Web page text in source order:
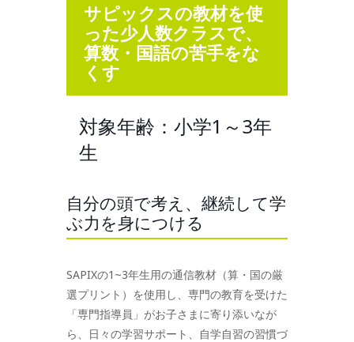
サピックスの教材を使
った少人数クラスで、
算数・国語の苦手をな
くす
対象年齢：小学1～3年
生
自分の頭で考え、継続して学
ぶ力を身につける
SAPIXの1~3年生用の通信教材（算・国の厳
選プリント）を使用し、専門の教育を受けた
「専門指導員」がお子さまに寄り添いなが
ら、日々の学習サポート、自学自習の習慣づ